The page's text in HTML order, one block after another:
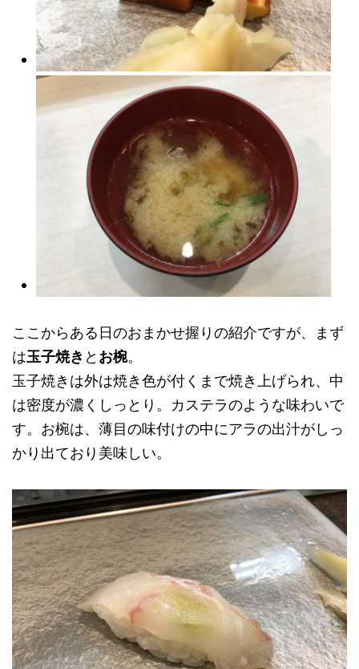
ここからある日のおまかせ握りの紹介ですが、まず
は玉子焼き と お椀。
玉子焼きは外は焼き色が付くまで焼き上げられ、中
は密度が濃くしっとり。カステラのような味わいで
す。お椀は、薄目の味付けの中にアラの出汁がしっ
かり出ており美味しい。